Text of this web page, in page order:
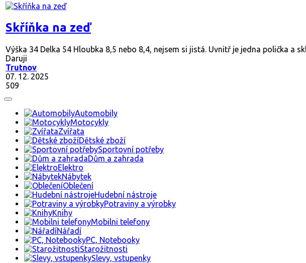
Skříňka na zeď
Výška 34 Delka 54 Hloubka 8,5 nebo 8,4, nejsem si jistá. Uvnitř je jedna polička a
Daruji
Trutnov
07. 12. 2025
509
Automobily
Motocykly
Zvířata
Dětské zboží
Sportovní potřeby
Dům a zahrada
Elektro
Nábytek
Oblečení
Hudební nástroje
Potraviny a výrobky
Knihy
Mobilni telefony
Nářadí
PC, Notebooky
Starožitnosti
Slevy, vstupenky